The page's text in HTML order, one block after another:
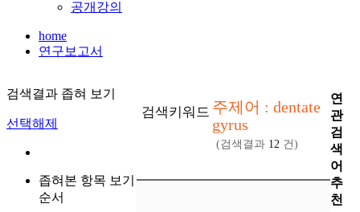
공개강의
home
연구보고서
검색결과 좁혀 보기
선택해제
좁혀본 항목 보기
순서
검색키워드 주제어 : dentate
gyrus
(검색결과 12 건)
연
관
검
색
어
추
천